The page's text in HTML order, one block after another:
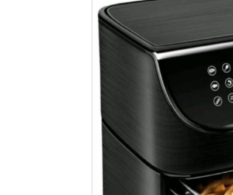
María Ibernón
Publicado:
Wallapopse ha
encontrar